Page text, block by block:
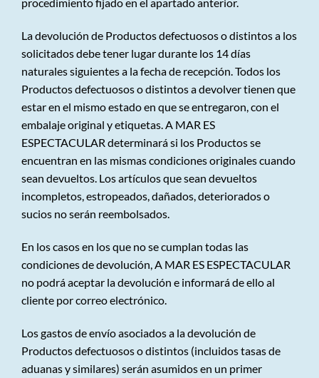
La devolución de Productos defectuosos o distintos a los
solicitados debe tener lugar durante los 14 días
naturales siguientes a la fecha de recepción. Todos los
Productos defectuosos o distintos a devolver tienen que
estar en el mismo estado en que se entregaron, con el
embalaje original y etiquetas. A MAR ES
ESPECTACULAR determinará si los Productos se
encuentran en las mismas condiciones originales cuando
sean devueltos. Los artículos que sean devueltos
incompletos, estropeados, dañados, deteriorados o
sucios no serán reembolsados.
En los casos en los que no se cumplan todas las
condiciones de devolución, A MAR ES ESPECTACULAR
no podrá aceptar la devolución e informará de ello al
cliente por correo electrónico.
Los gastos de envío asociados a la devolución de
Productos defectuosos o distintos (incluidos tasas de
aduanas y similares) serán asumidos en un primer